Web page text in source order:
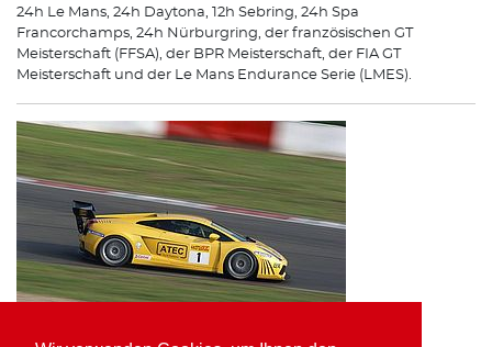
24h Le Mans, 24h Daytona, 12h Sebring, 24h Spa
Francorchamps, 24h Nürburgring, der französischen GT
Meisterschaft (FFSA), der BPR Meisterschaft, der FIA GT
Meisterschaft und der Le Mans Endurance Serie (LMES).